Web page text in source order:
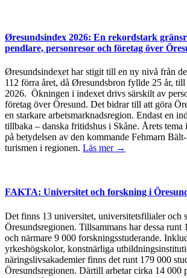
Øresundsindex 2026: En rekordstark
pendlare, personresor och företag över
Øresundsindexet har stigit till en ny nivå från
112 förra året, då Øresundsbron fyllde 25 år,
2026. Ökningen i indexet drivs särskilt av
företag över Öresund. Det bidrar till att göra
en starkare arbetsmarknadsregion. Endast en
tillbaka – danska fritidshus i Skåne. Årets tema
på betydelsen av den kommande Fehmarn
turismen i regionen. Läs mer →
FAKTA: Universitet och forskning i
Det finns 13 universitet, universitetsfilialer och
Öresundsregionen. Tillsammans har dessa runt
och närmare 9 000 forskningsstuderande.
yrkeshögskolor, konstnärliga
näringslivsakademier finns det runt 179 000
Öresundsregionen. Därtill arbetar cirka 14 000